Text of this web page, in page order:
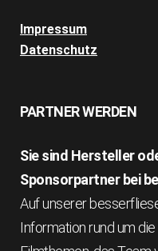
Impressum
Datenschutz
PARTNER WERDEN
Sie sind Hersteller
Sponsorpartner bei
Auf unserer
Information rund um